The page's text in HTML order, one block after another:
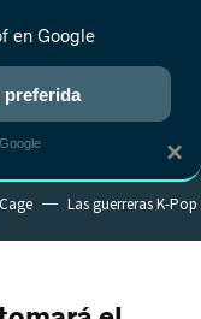
NUEVO
RANKINGS CINE
Las guerreras K-Pop
×
en Google
preferida